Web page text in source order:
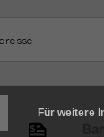
Für weitere